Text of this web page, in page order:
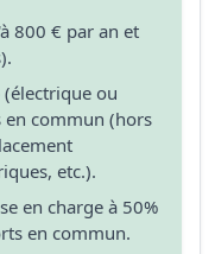
800 € par an et
(électrique ou
commun (hors
etc.).
en charge à 50%
en commun.